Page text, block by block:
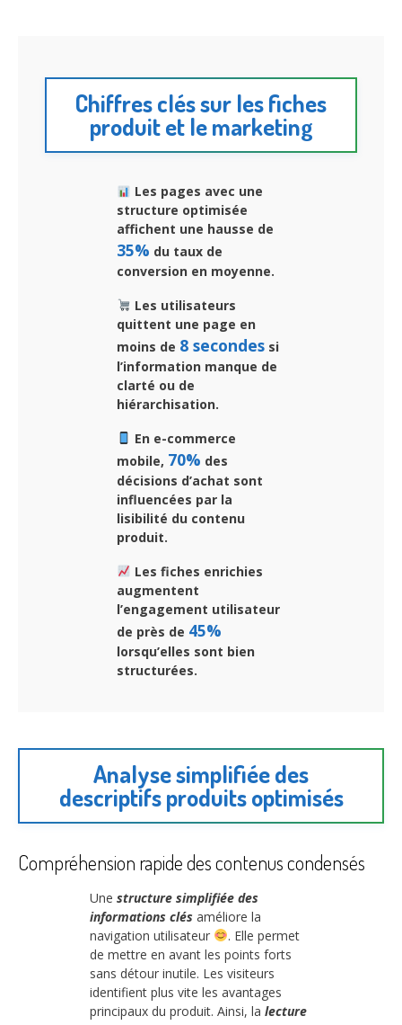
Chiffres clés sur les fiches
produit et le marketing
Les pages avec une
structure optimisée
affichent une hausse de
35% du taux de
conversion en moyenne.
Les utilisateurs
quittent une page en
moins de 8 secondes si
l’information manque de
clarté ou de
hiérarchisation.
En e-commerce
mobile, 70% des
décisions d’achat sont
influencées par la
lisibilité du contenu
produit.
Les fiches enrichies
augmentent
l’engagement utilisateur
de près de 45%
lorsqu’elles sont bien
structurées.
Analyse simplifiée des
descriptifs produits optimisés
Compréhension rapide des contenus condensés
Une structure simplifiée des
informations clés améliore la
navigation utilisateur
. Elle permet
de mettre en avant les points forts
sans détour inutile. Les visiteurs
identifient plus vite les avantages
principaux du produit. Ainsi, la lecture